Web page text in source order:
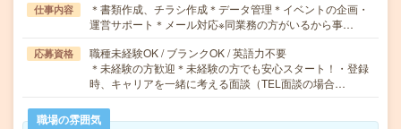
仕事内容
＊書類作成、チラシ作成＊データ管理＊イベントの企画・
運営サポート＊メール対応※同業務の方がいるから事…
応募資格
職種未経験OK / ブランクOK / 英語力不要
＊未経験の方歓迎＊未経験の方でも安心スタート！・登録
時、キャリアを一緒に考える面談（TEL面談の場合…
職場の雰囲気